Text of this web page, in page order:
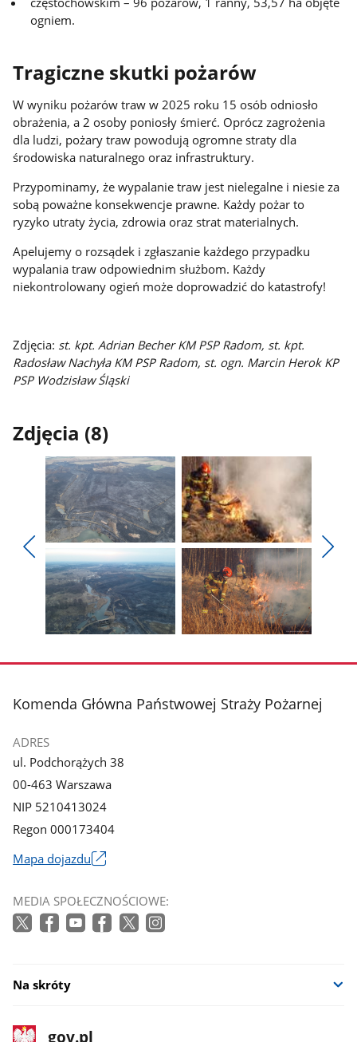
ogniem.
Tragiczne skutki pożarów
W wyniku pożarów traw w 2025 roku 15 osób odniosło
obrażenia, a 2 osoby poniosły śmierć. Oprócz zagrożenia
dla ludzi, pożary traw powodują ogromne straty dla
środowiska naturalnego oraz infrastruktury.
Przypominamy, że wypalanie traw jest nielegalne i niesie za
sobą poważne konsekwencje prawne. Każdy pożar to
ryzyko utraty życia, zdrowia oraz strat materialnych.
Apelujemy o rozsądek i zgłaszanie każdego przypadku
wypalania traw odpowiednim służbom. Każdy
niekontrolowany ogień może doprowadzić do katastrofy!
Zdjęcia: st. kpt. Adrian Becher KM PSP Radom, st. kpt.
Radosław Nachyła KM PSP Radom, st. ogn. Marcin Herok KP
PSP Wodzisław Śląski
Zdjęcia (8)
Pokaż
poprzednie
zdjęcia
zdjęcie
1
z
galerii.
Pokaż
zdjęcie
2
z
galerii.
zdjęcie
galerii.
zdjęcie
galerii.
stopka
Komenda Główna Państwowej Straży Pożarnej
ADRES
ul. Podchorążych 38
00-463 Warszawa
NIP 5210413024
Regon 000173404
Mapa dojazdu
się
w
MEDIA SPOŁECZNOŚCIOWE:
Na skróty
stopkaStrona
gov.pl